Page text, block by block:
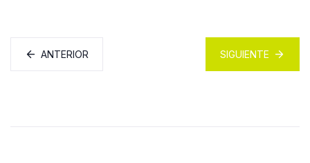
ANTERIOR SIGUIENTE